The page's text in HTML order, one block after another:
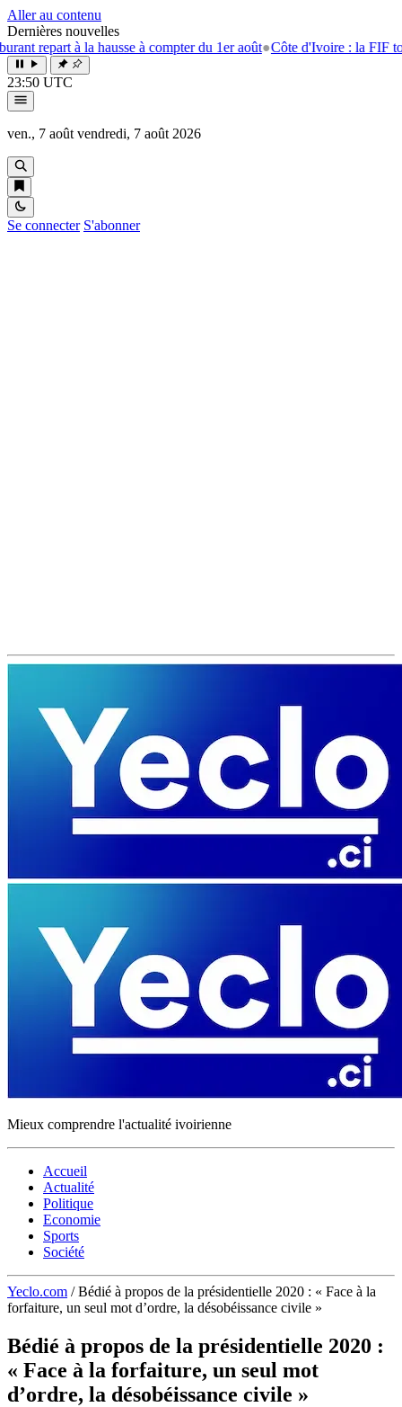
Aller au contenu
Dernières nouvelles
à la hausse à compter du 1er août●Côte d'Ivoire : la FIF tourne
23:50 UTC
ven., 7 août vendredi, 7 août 2026
Se connecter S'abonner
Mieux comprendre l'actualité ivoirienne
Accueil
Actualité
Politique
Economie
Sports
Société
Yeclo.com / Bédié à propos de la présidentielle 2020 : « Face à la
forfaiture, un seul mot d’ordre, la désobéissance civile »
Bédié à propos de la présidentielle 2020 :
« Face à la forfaiture, un seul mot
d’ordre, la désobéissance civile »